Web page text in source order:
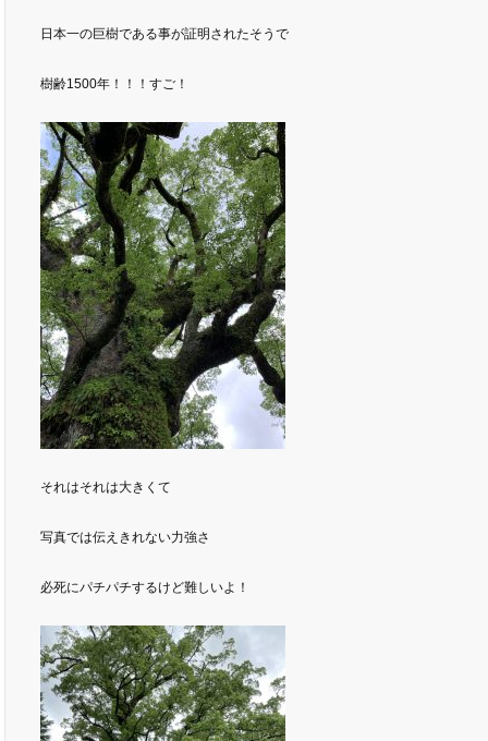
日本一の巨樹である事が証明されたそうで
樹齢1500年！！！すご！
それはそれは大きくて
写真では伝えきれない力強さ
必死にパチパチするけど難しいよ！